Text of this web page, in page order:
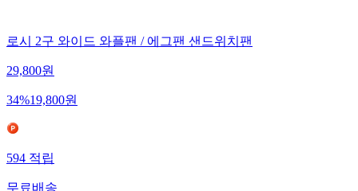
로시 2구 와이드 와플팬 / 에그팬 샌드위치팬
29,800원
34%19,800원
594적립